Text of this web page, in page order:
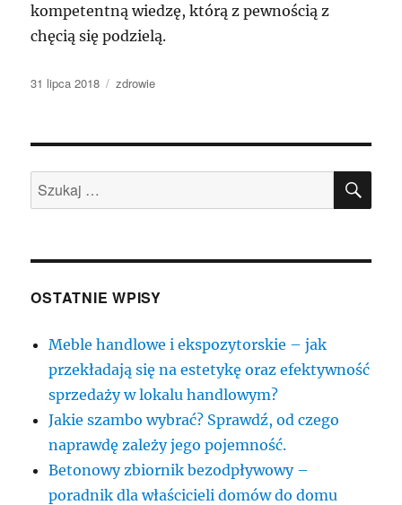
kompetentną wiedzę, którą z pewnością z
chęcią się podzielą.
Data
31 lipca 2018 Kategorie
zdrowie
Szukaj:
OSTATNIE WPISY
Meble handlowe i ekspozytorskie – jak
przekładają się na estetykę oraz efektywność
sprzedaży w lokalu handlowym?
Jakie szambo wybrać? Sprawdź, od czego
naprawdę zależy jego pojemność.
Betonowy zbiornik bezodpływowy –
poradnik dla właścicieli domów do domu